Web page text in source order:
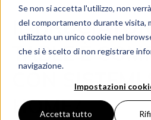
Se non si accetta l'utilizzo, non
del comportamento durante visita,
utilizzato un unico cookie nel
che si è scelto di non registrare
navigazione.
Impostazioni
Accetta tutto
IL
TABLE È
CON SISTEMI
HOME?